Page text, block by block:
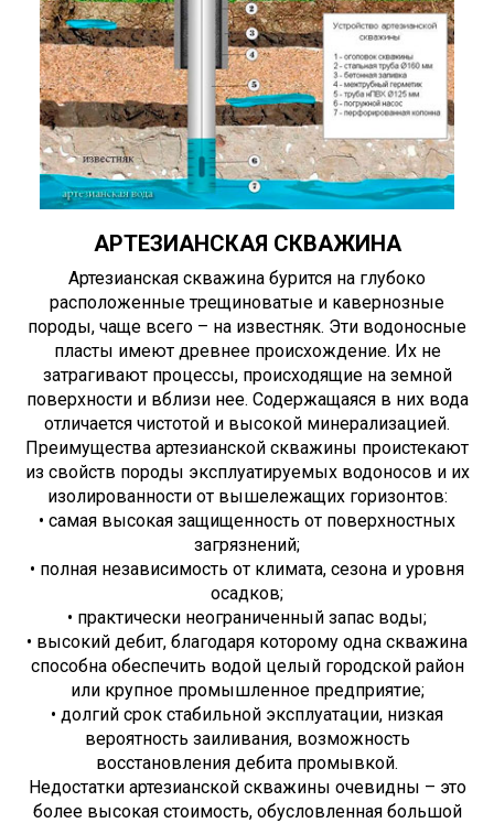
АРТЕЗИАНСКАЯ СКВАЖИНА
Артезианская скважина бурится на глубоко
расположенные трещиноватые и кавернозные
породы, чаще всего – на известняк. Эти водоносные
пласты имеют древнее происхождение. Их не
затрагивают процессы, происходящие на земной
поверхности и вблизи нее. Содержащаяся в них вода
отличается чистотой и высокой минерализацией.
Преимущества артезианской скважины проистекают
из свойств породы эксплуатируемых водоносов и их
изолированности от вышележащих горизонтов:
• самая высокая защищенность от поверхностных
загрязнений;
• полная независимость от климата, сезона и уровня
осадков;
• практически неограниченный запас воды;
• высокий дебит, благодаря которому одна скважина
способна обеспечить водой целый городской район
или крупное промышленное предприятие;
• долгий срок стабильной эксплуатации, низкая
вероятность заиливания, возможность
восстановления дебита промывкой.
Недостатки артезианской скважины очевидны – это
более высокая стоимость, обусловленная большой